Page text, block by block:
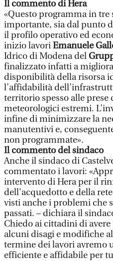
Il commento di Hera
«Questo programma in tre
importante, sia dal punto
il profilo operativo ed
inizio lavoriEmanuele
Idrico di Modena del
finalizzato infatti a
disponibilità della risorsa
l’affidabilità
territorio spesso alle prese
meteorologici estremi.
infine di minimizzare la
manutentivi e,
non programmate».
Il commento del sindaco
Anche il sindaco di
commentato i lavori:
intervento di Hera per il
dell'acquedotto e della
visti anche i problemi che
passati. – dichiara il
Chiedo ai cittadini di avere
alcuni disagi e modifiche
termine dei lavori avremo
efficiente e affidabile per